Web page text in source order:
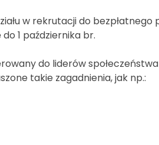
w rekrutacji do
1 października br.
do liderów
takie zagadnienia, jak np.: